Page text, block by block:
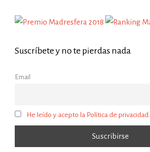
Suscríbete y no te pierdas nada
Email
He leído y acepto la Política de privacidad.